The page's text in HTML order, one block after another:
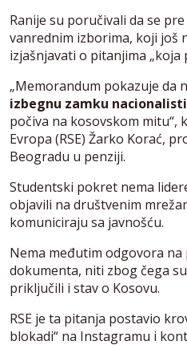
Ranije su poručivali da se
vanrednim izborima, koji još
izjašnjavati o pitanjima „koja
„Memorandum pokazuje da
izbegnu zamku
počiva na kosovskom mitu“,
Evropa (RSE) Žarko Korać,
Beogradu u penziji.
Studentski pokret nema
objavili na društvenim
komuniciraju sa javnošću.
Nema međutim odgovora
dokumenta, niti zbog čega
priključili i stav o Kosovu.
RSE je ta pitanja postavio
blokadi“ na Instagramu i